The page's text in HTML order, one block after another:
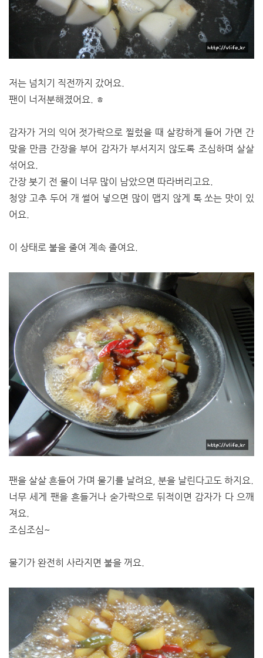
저는 넘치기 직전까지 갔어요.
팬이 너저분해졌어요. ㅎ
감자가 거의 익어 젓가락으로 찔렀을 때 살캉하게 들어 가면 간
맞을 만큼 간장을 부어 감자가 부서지지 않도록 조심하며 살살
섞어요.
간장 붓기 전 물이 너무 많이 남았으면 따라버리고요.
청양 고추 두어 개 썰어 넣으면 많이 맵지 않게 톡 쏘는 맛이 있
어요.
이 상태로 불을 줄여 계속 졸여요.
팬을 살살 흔들어 가며 물기를 날려요, 분을 날린다고도 하지요.
너무 세게 팬을 흔들거나 숟가락으로 뒤적이면 감자가 다 으깨
져요.
조심조심~
물기가 완전히 사라지면 불을 꺼요.